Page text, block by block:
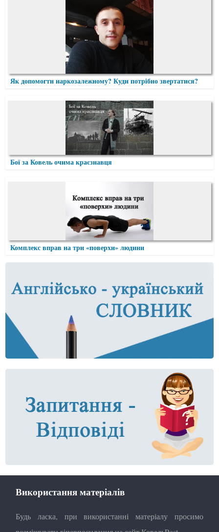
Як допомогти наркозалежному? Куди потрібно звертатися?
Бої за Ковель очима краєзнавця
Комплекс вправ на три «поверхи» людини
Використання матеріалів
Будь ласка, при використанні матеріалу просимо